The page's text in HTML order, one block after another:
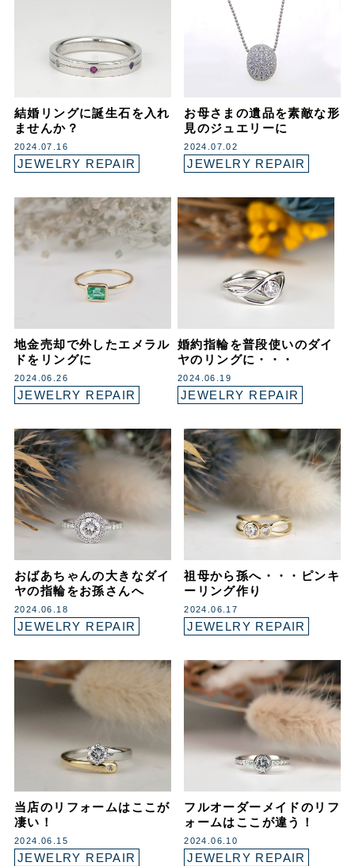
結婚リングに誕生石を入れ
ませんか？
2024.07.16
JEWELRY REPAIR
お母さまの遺品を素敵な形
見のジュエリーに
2024.07.02
JEWELRY REPAIR
地金売却で外したエメラル
ドをリングに
2024.06.26
JEWELRY REPAIR
婚約指輪を普段使いのダイ
ヤのリングに・・・
2024.06.19
JEWELRY REPAIR
おばあちゃんの大きなダイ
ヤの指輪をお孫さんへ
2024.06.18
JEWELRY REPAIR
祖母から孫へ・・・ピンキ
ーリング作り
2024.06.17
JEWELRY REPAIR
当店のリフォームはここが
凄い！
2024.06.15
JEWELRY REPAIR
フルオーダーメイドのリフ
ォームはここが違う！
2024.06.10
JEWELRY REPAIR